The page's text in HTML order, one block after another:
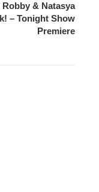
& Natasya
– Tonight Show
Premiere